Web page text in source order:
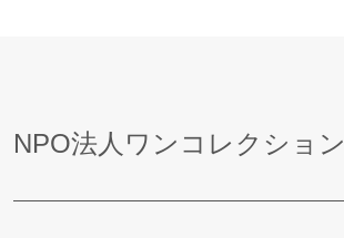
NPO法人ワンコレクション